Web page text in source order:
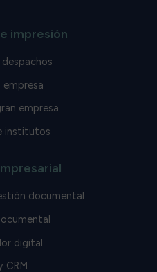
impresión
empresa
empresa
institutos
documental
digital
CRM